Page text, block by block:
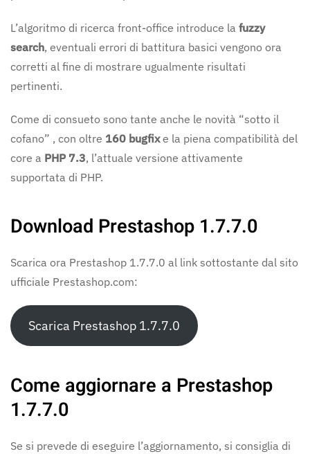
L’algoritmo di ricerca front-office introduce la fuzzy
search, eventuali errori di battitura basici vengono ora
corretti al fine di mostrare ugualmente risultati
pertinenti.
Come di consueto sono tante anche le novità “sotto il
cofano” , con oltre 160 bugfixe la piena compatibilità del
core a PHP 7.3, l’attuale versione attivamente
supportata di PHP.
Download Prestashop 1.7.7.0
Scarica ora Prestashop 1.7.7.0 al link sottostante dal sito
ufficiale Prestashop.com:
Scarica Prestashop 1.7.7.0
Come aggiornare a Prestashop
1.7.7.0
Se si prevede di eseguire l’aggiornamento, si consiglia di